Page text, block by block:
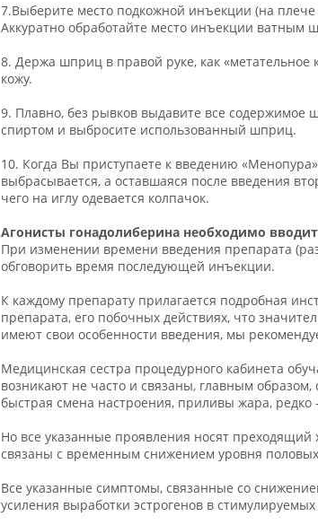
7.Выберите место подкожной инъекции (на
Аккуратно обработайте место инъекции ватным
8. Держа шприц в правой руке, как
кожу.
9. Плавно, без рывков выдавите все содержимое
спиртом и выбросите использованный шприц.
10. Когда Вы приступаете к введению
выбрасывается, а оставшаяся после введения
чего на иглу одевается колпачок.
Агонисты гонадолиберина необходимо
При изменении времени введения препарата
обговорить время последующей инъекции.
К каждому препарату прилагается подробная
препарата, его побочных действиях, что
имеют свои особенности введения, мы
Медицинская сестра процедурного кабинета
возникают не часто и связаны, главным
быстрая смена настроения, приливы жара, редко
Но все указанные проявления носят преходящий
связаны с временным снижением уровня
Все указанные симптомы, связанные со
усиления выработки эстрогенов в